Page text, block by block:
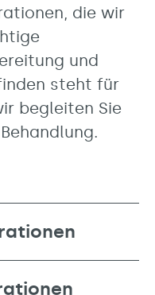
die wir
und
steht für
begleiten Sie